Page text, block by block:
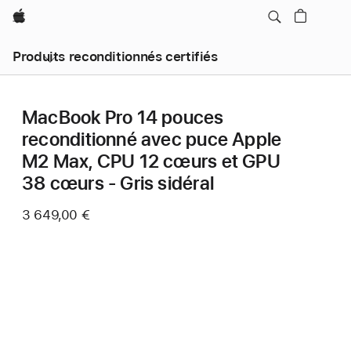
Apple
Produits reconditionnés certifiés
MacBook Pro 14 pouces
reconditionné avec puce Apple
M2 Max, CPU 12 cœurs et GPU
38 cœurs - Gris sidéral
3 649,00 €